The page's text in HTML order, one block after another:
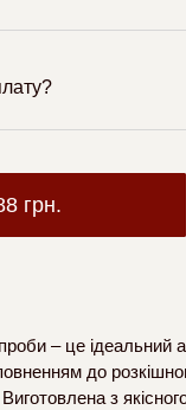
грн.
– це ідеальний
до
з